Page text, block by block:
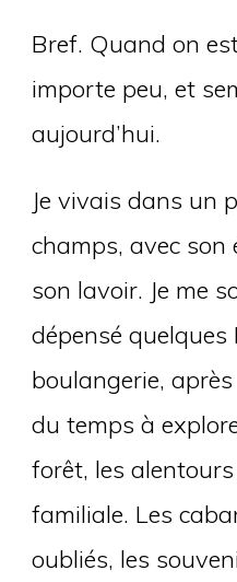
Bref. Quand on
importe peu, et
aujourd’hui.
Je vivais dans un
champs, avec son
son lavoir. Je me
dépensé quelques
boulangerie, après
du temps à
forêt, les
familiale. Les
oubliés, les